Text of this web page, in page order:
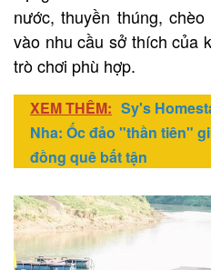
nước, thuyền thúng,
vào nhu cầu sở thích của
trò chơi phù hợp.
XEM THÊM: Sy's
Nha: Ốc đảo "thần tiên"
đồng quê bất tận